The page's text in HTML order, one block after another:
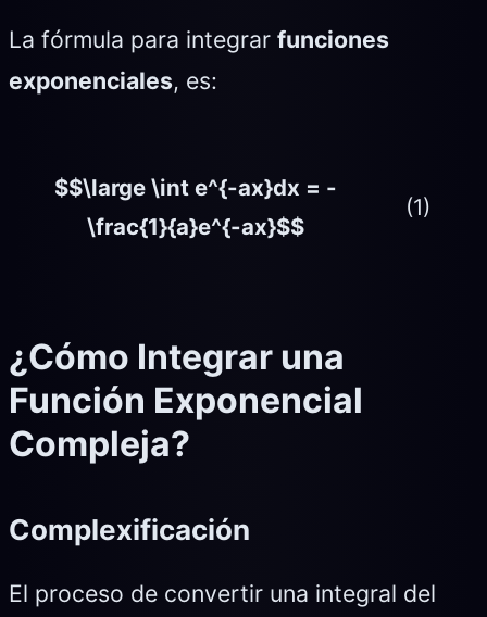
La fórmula para integrar funciones
exponenciales, es:
$$\large \int e^{-ax}dx = -
\frac{1}{a}e^{-ax}$$
(1)
¿Cómo Integrar una
Función Exponencial
Compleja?
Complexificación
El proceso de convertir una integral del